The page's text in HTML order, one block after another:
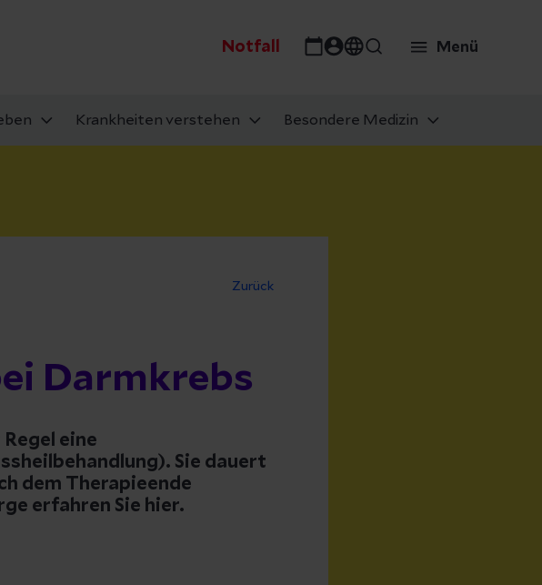
Notfall Menü
Krankheiten verstehen Besondere Medizin
Zurück
Darmkrebs
eine
Sie dauert
dem Therapieende
erfahren Sie hier.